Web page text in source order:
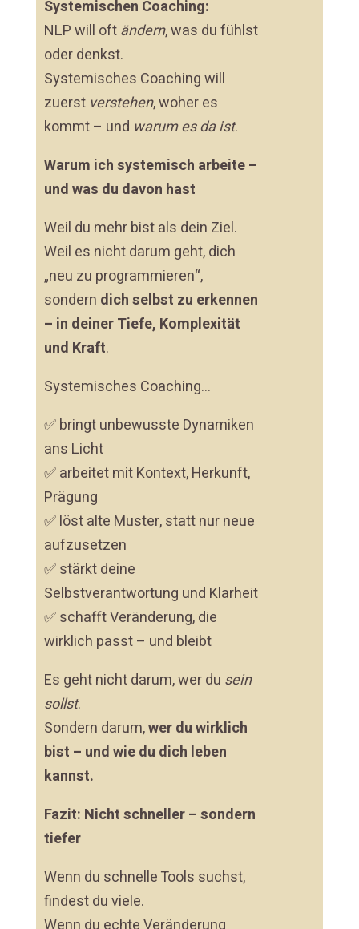
Systemischen Coaching:
NLP will oftändern, was du fühlst
oder denkst.
Systemisches Coaching will
zuerst verstehen, woher es
kommt – und warum es da ist.
Warum ich systemisch arbeite –
und was du davon hast
Weil du mehr bist als dein Ziel.
Weil es nicht darum geht, dich
„neu zu programmieren“,
sondern dich selbst zu erkennen
– in deiner Tiefe, Komplexität
und Kraft.
Systemisches Coaching…
✅ bringt unbewusste Dynamiken
ans Licht
✅ arbeitet mit Kontext, Herkunft,
Prägung
✅ löst alte Muster, statt nur neue
aufzusetzen
✅ stärkt deine
Selbstverantwortung und Klarheit
✅ schafft Veränderung, die
wirklich passt – und bleibt
Es geht nicht darum, wer du sein
sollst.
Sondern darum,wer du wirklich
bist – und wie du dich leben
kannst.
Fazit: Nicht schneller – sondern
tiefer
Wenn du schnelle Tools suchst,
findest du viele.